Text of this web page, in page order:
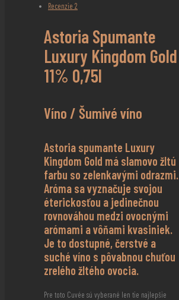
Recenzie 2
Astoria Spumante
Luxury Kingdom Gold
11% 0,75l
Víno / Šumivé víno
Astoria spumante Luxury
Kingdom Gold má slamovo žltú
farbu so zelenkavými odrazmi.
Aróma sa vyznačuje svojou
éterickosťou a jedinečnou
rovnováhou medzi ovocnými
arómami a vôňami kvasiniek.
Je to dostupné, čerstvé a
suché víno s pôvabnou chuťou
zrelého žltého ovocia.
Pre toto Cuvée sú vyberané len tie najlepšie